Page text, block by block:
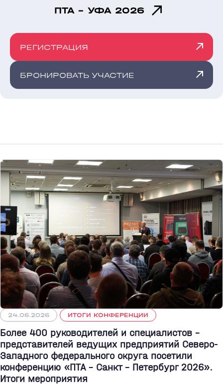
ПТА - УФА 2026
РЕГИСТРАЦИЯ
БРОНИРОВАТЬ УЧАСТИЕ
24.06.2026 ИТОГИ КОНФЕРЕНЦИИ
Более 400 руководителей и специалистов –
представителей ведущих предприятий Северо-
Западного федерального округа посетили
конференцию «ПТА – Санкт - Петербург 2026».
Итоги мероприятия